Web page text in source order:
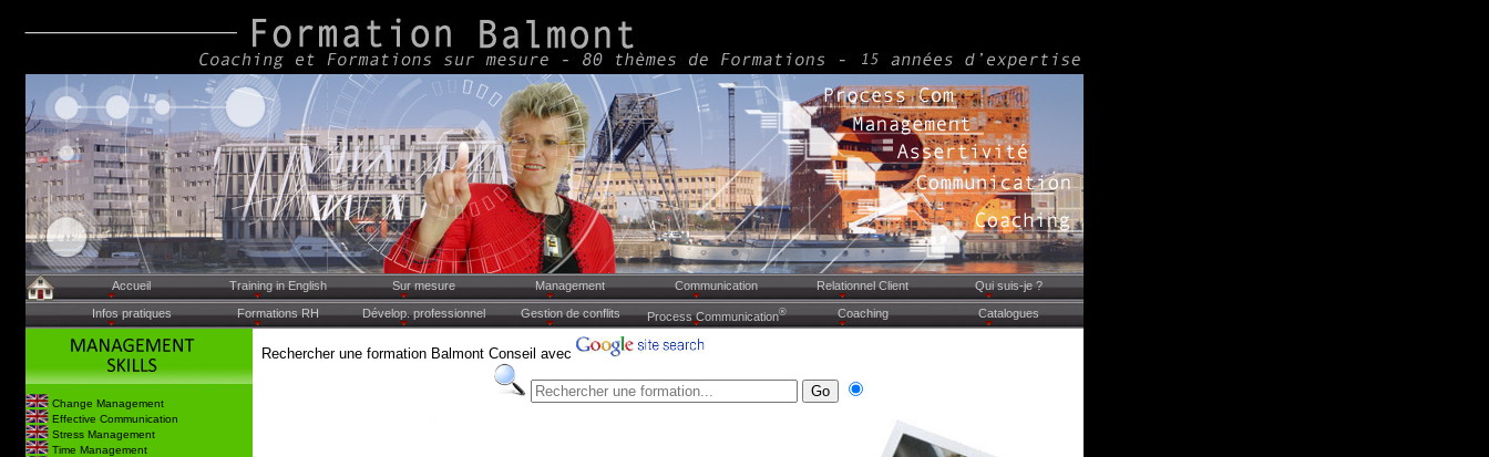
Accueil Training in English Sur mesure Management Communication Relationnel Client Qui suis-je ?
Infos pratiques Formations RH Dévelop. professionnel Gestion de conflits Process Communication® Coaching Catalogues
Change Management
Effective Communication
Stress Management
Time Management
Rechercher une formation Balmont Conseil avec